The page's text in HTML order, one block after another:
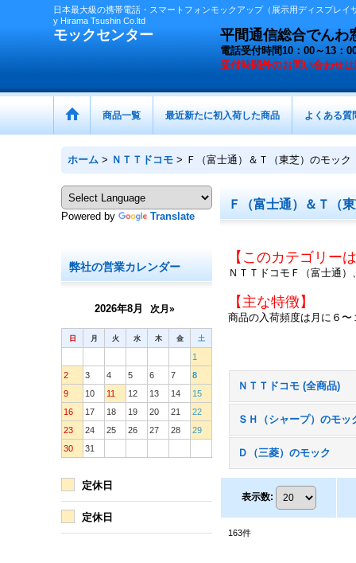
日本最大級の携帯電話・スマートフォンモックアップ（展示用ディスプ
y Hirama Tsushin Co.ltd
モックセンター 平間通信総合でん
電話受付時間10：00～13
受付時間外のお問い合わせ
商品一覧 最近新たに初入荷した商品 よくある質
ホーム > ＮＴＴドコモ > Ｆ（富士通）＆Ｔ（東芝）のモック
Powered by Translate
弊社の営業カレンダー
2026年8月 次月»
日 月 火 水 木 金 土
1
2
3 4 5 6 7
8
9
10 11 12 13 14
15
16
17 18 19 20 21
22
23
24 25 26 27 28
29
30
31
定休日
定休日
Ｆ（富士通）＆Ｔ（
【このカテゴリー
ＮＴＴドコモＦ（富士通
【主な特徴】
商品の入荷頻度は月に６
ＮＴＴドコモ (全商品)
ＳＨ（シャープ）のモッ
Ｄ（三菱）のモック
表示数:
163件